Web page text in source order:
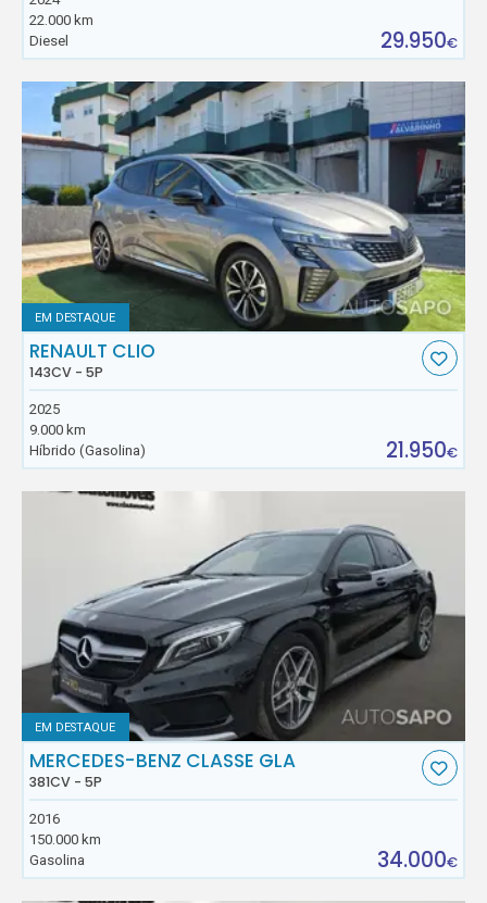
22.000 km
Diesel
29.950€
EM DESTAQUE
RENAULT CLIO
143CV - 5P
2025
9.000 km
Híbrido (Gasolina)
21.950€
EM DESTAQUE
MERCEDES-BENZ CLASSE GLA
381CV - 5P
2016
150.000 km
Gasolina
34.000€